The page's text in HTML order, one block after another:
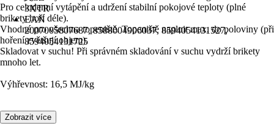
3XTR
EAN
2007005807687, 8588004906037, 8594054131527,
8594054131725
Pro celodenní vytápění a udržení stabilní pokojové teploty (plné
brikety hoří déle).
Vhodné pro všechna topeniště. Topeniště naplnit max. do poloviny (při
hoření zvětšují objem).
Skladovat v suchu! Při správném skladování v suchu vydrží brikety
mnoho let.
Výhřevnost: 16,5 MJ/kg
Zobrazit více